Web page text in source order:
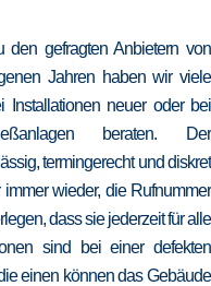
gefragten Anbietern von
Jahren haben wir viele
Installationen neuer oder bei
beraten. Der
termingerecht und diskret
wieder, die Rufnummer
dass sie jederzeit für alle
sind bei einer defekten
einen können das Gebäude